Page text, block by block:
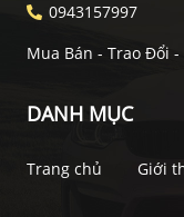
0943157997
Mua Bán - Trao Đổi
DANH MỤC
Trang chủ Giới